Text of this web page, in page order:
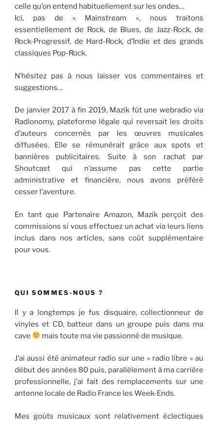
celle qu’on entend habituellement sur les ondes…
Ici, pas de « Mainstream », nous traitons
essentiellement de Rock, de Blues, de Jazz-Rock, de
Rock-Progressif, de Hard-Rock, d’Indie et des grands
classiques Pop-Rock.
N’hésitez pas à nous laisser vos commentaires et
suggestions…
De janvier 2017 à fin 2019, Mazik fût une webradio via
Radionomy, plateforme légale qui reversait les droits
d’auteurs concernés par les œuvres musicales
diffusées. Elle se rémunérait grâce aux spots et
bannières publicitaires. Suite à son rachat par
Shoutcast qui n’assume pas cette partie
administrative et financière, nous avons préféré
cesser l’aventure.
En tant que Partenaire Amazon, Mazik perçoit des
commissions si vous effectuez un achat via leurs liens
inclus dans nos articles, sans coût supplémentaire
pour vous.
QUI SOMMES-NOUS ?
Il y a longtemps je fus disquaire, collectionneur de
vinyles et CD, batteur dans un groupe puis dans ma
cave
mais toute ma vie passionné de musique.
J’ai aussi été animateur radio sur une « radio libre » au
début des années 80 puis, parallèlement à ma carrière
professionnelle, j’ai fait des remplacements sur une
antenne locale de Radio France les Week-Ends.
Mes goûts musicaux sont relativement éclectiques